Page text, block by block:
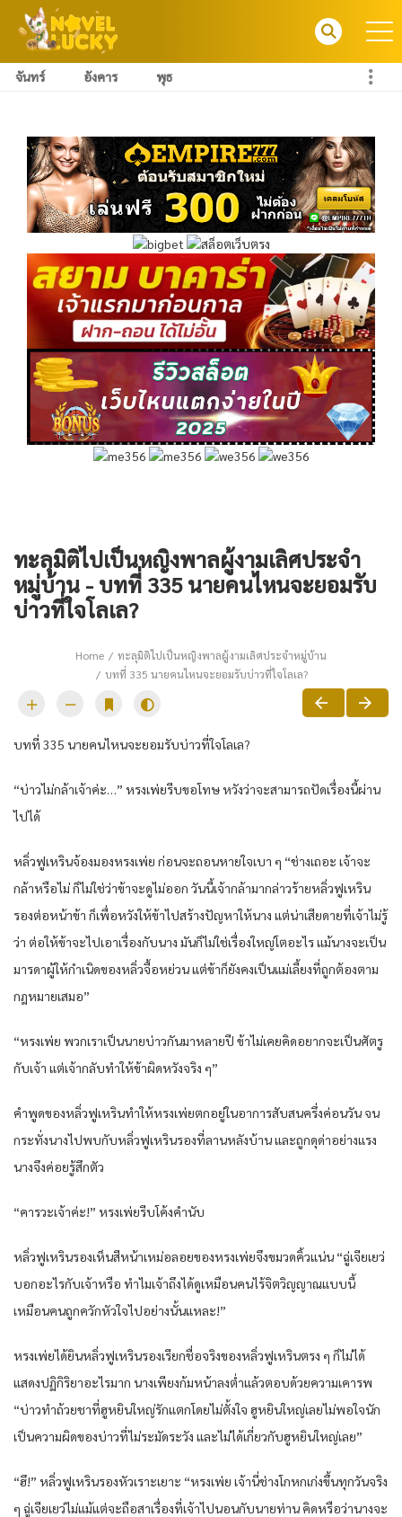
จันทร์ อังคาร พุธ
ทะลุมิติไปเป็นหญิงพาลผู้งามเลิศประจำ
หมู่บ้าน - บทที่ 335 นายคนไหนจะยอมรับ
บ่าวที่ใจโลเล?
Home
ทะลุมิติไปเป็นหญิงพาลผู้งามเลิศประจำหมู่บ้าน
บทที่ 335 นายคนไหนจะยอมรับบ่าวที่ใจโลเล?
บทที่ 335 นายคนไหนจะยอมรับบ่าวที่ใจโลเล?
“บ่าวไม่กล้าเจ้าค่ะ…” หรงเพ่ยรีบขอโทษ หวังว่าจะสามารถปัดเรื่องนี้ผ่าน
ไปได้
หลิ่วฟูเหรินจ้องมองหรงเพ่ย ก่อนจะถอนหายใจเบา ๆ “ช่างเถอะ เจ้าจะ
กล้าหรือไม่ ก็ไม่ใช่ว่าข้าจะดูไม่ออก วันนี้เจ้ากล้ามากล่าวร้ายหลิ่วฟูเหริน
รองต่อหน้าข้า ก็เพื่อหวังให้ข้าไปสร้างปัญหาให้นาง แต่น่าเสียดายที่เจ้าไม่รู้
ว่า ต่อให้ข้าจะไปเอาเรื่องกับนาง มันก็ไม่ใช่เรื่องใหญ่โตอะไร แม้นางจะเป็น
มารดาผู้ให้กำเนิดของหลิ่วจื้อหย่วน แต่ข้าก็ยังคงเป็นแม่เลี้ยงที่ถูกต้องตาม
กฎหมายเสมอ”
“หรงเพ่ย พวกเราเป็นนายบ่าวกันมาหลายปี ข้าไม่เคยคิดอยากจะเป็นศัตรู
กับเจ้า แต่เจ้ากลับทำให้ข้าผิดหวังจริง ๆ”
คำพูดของหลิ่วฟูเหรินทำให้หรงเพ่ยตกอยู่ในอาการสับสนครึ่งค่อนวัน จน
กระทั่งนางไปพบกับหลิ่วฟูเหรินรองที่ลานหลังบ้าน และถูกดุด่าอย่างแรง
นางจึงค่อยรู้สึกตัว
“คารวะเจ้าค่ะ!” หรงเพ่ยรีบโค้งคำนับ
หลิ่วฟูเหรินรองเห็นสีหน้าเหม่อลอยของหรงเพ่ยจึงขมวดคิ้วแน่น “ฉู่เจียเยว่
บอกอะไรกับเจ้าหรือ ทำไมเจ้าถึงได้ดูเหมือนคนไร้จิตวิญญาณแบบนี้
เหมือนคนถูกควักหัวใจไปอย่างนั้นแหละ!”
หรงเพ่ยได้ยินหลิ่วฟูเหรินรองเรียกชื่อจริงของหลิ่วฟูเหรินตรง ๆ ก็ไม่ได้
แสดงปฏิกิริยาอะไรมาก นางเพียงก้มหน้าลงต่ำแล้วตอบด้วยความเคารพ
“บ่าวทำถ้วยชาที่ฮูหยินใหญ่รักแตกโดยไม่ตั้งใจ ฮูหยินใหญ่เลยไม่พอใจนัก
เป็นความผิดของบ่าวที่ไม่ระมัดระวัง และไม่ได้เกี่ยวกับฮูหยินใหญ่เลย”
“ฮึ!” หลิ่วฟูเหรินรองหัวเราะเยาะ “หรงเพ่ย เจ้านี่ช่างโกหกเก่งขึ้นทุกวันจริง
ๆ ฉู่เจียเยว่ไม่แม้แต่จะถือสาเรื่องที่เจ้าไปนอนกับนายท่าน คิดหรือว่านางจะ